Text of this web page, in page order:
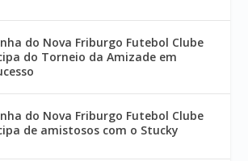
do Nova Friburgo Futebol Clube
do Torneio da Amizade em
do Nova Friburgo Futebol Clube
de amistosos com o Stucky